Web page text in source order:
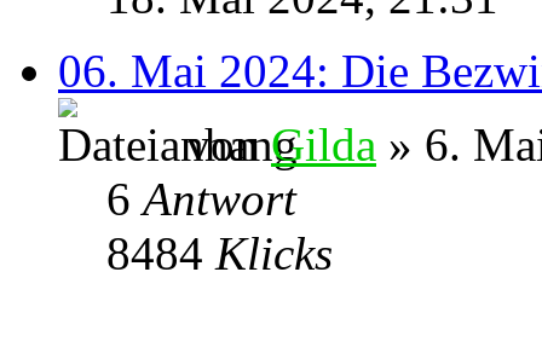
06. Mai 2024: Die
vonGilda » 6.
6Antwort
8484 Klicks